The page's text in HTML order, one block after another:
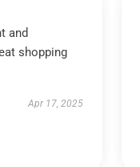
and
shopping
Apr 17, 2025